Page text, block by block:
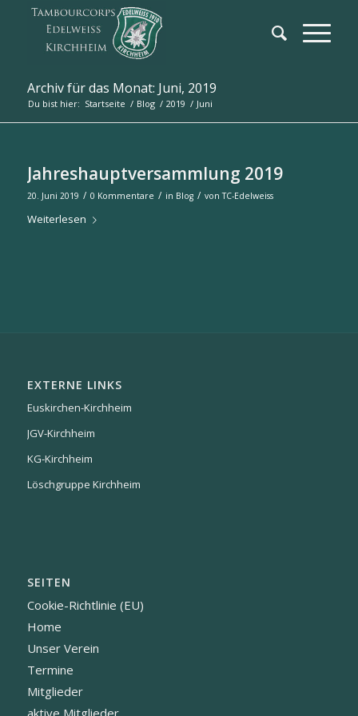
Archiv für das Monat: Juni, 2019
Du bist hier: Startseite / Blog / 2019 / Juni
Jahreshauptversammlung 2019
20. Juni 2019 / 0 Kommentare / in Blog / vonTC-Edelweiss
Weiterlesen
EXTERNE LINKS
Euskirchen-Kirchheim
JGV-Kirchheim
KG-Kirchheim
Löschgruppe Kirchheim
SEITEN
Cookie-Richtlinie (EU)
Home
Unser Verein
Termine
Mitglieder
aktive Mitglieder